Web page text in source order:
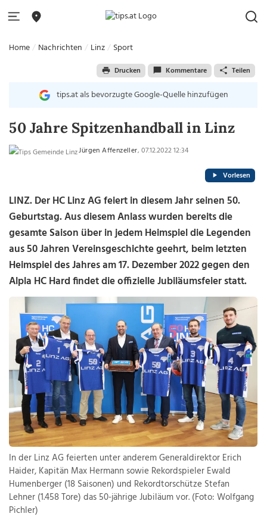
Home Nachrichten Linz Sport
Drucken Kommentare Teilen
tips.at als bevorzugte Google-Quelle hinzufügen
50 Jahre Spitzenhandball in Linz
Jürgen Affenzeller, 07.12.2022 12:34
Vorlesen
LINZ. Der HC Linz AG feiert in diesem Jahr seinen 50.
Geburtstag. Aus diesem Anlass wurden bereits die
gesamte Saison über in jedem Heimspiel die Legenden
aus 50 Jahren Vereinsgeschichte geehrt, beim letzten
Heimspiel des Jahres am 17. Dezember 2022 gegen den
Alpla HC Hard findet die offizielle Jubiläumsfeier statt.
In der Linz AG feierten unter anderem Generaldirektor Erich
Haider, Kapitän Max Hermann sowie Rekordspieler Ewald
Humenberger (18 Saisonen) und Rekordtorschütze Stefan
Lehner (1.458 Tore) das 50-jährige Jubiläum vor. (Foto: Wolfgang
Pichler)